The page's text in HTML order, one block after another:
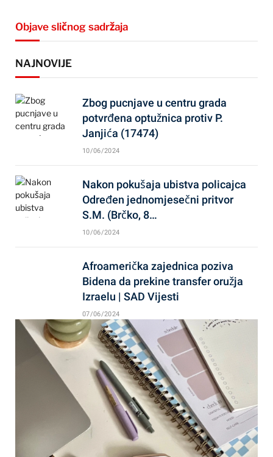
Objave sličnog sadržaja
NAJNOVIJE
Zbog pucnjave u centru grada
potvrđena optužnica protiv P.
Janjića (17474)
10/06/2024
Nakon pokušaja ubistva policajca
Određen jednomjesečni pritvor
S.M. (Brčko, 8…
10/06/2024
Afroamerička zajednica poziva
Bidena da prekine transfer oružja
Izraelu | SAD Vijesti
07/06/2024